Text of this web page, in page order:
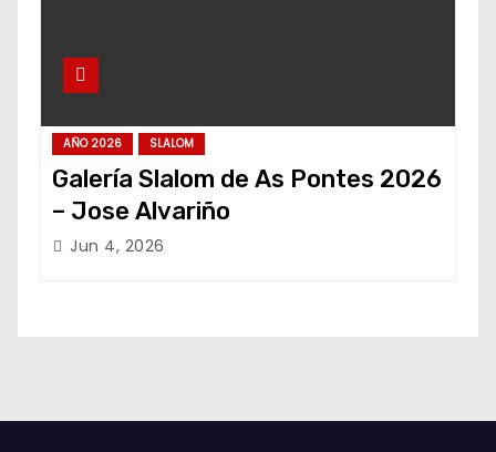
AÑO 2026 SLALOM
Galería Slalom de As Pontes 2026
– Jose Alvariño
Jun 4, 2026